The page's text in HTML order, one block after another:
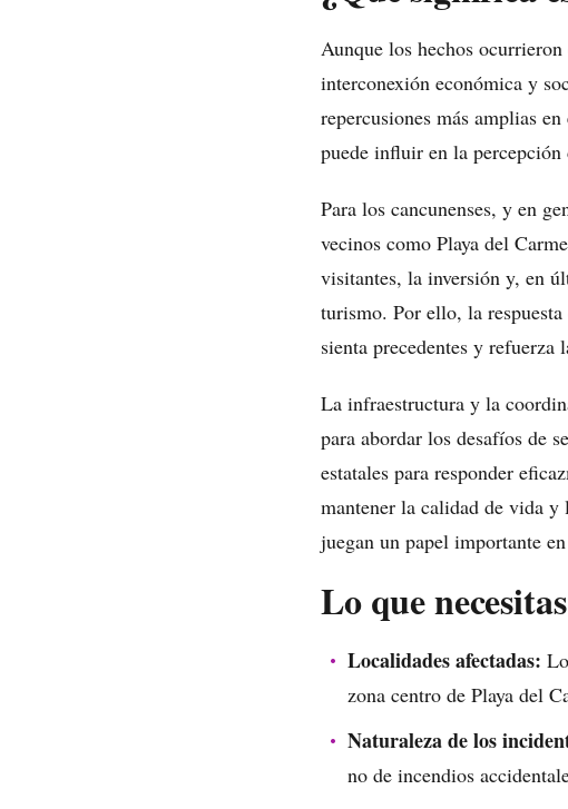
Aunque los hechos
interconexión económica y
repercusiones más amplias
puede influir en la
Para los cancunenses, y en
vecinos como Playa del
visitantes, la inversión y, en
turismo. Por ello, la respuesta
sienta precedentes y
La infraestructura y la
para abordar los desafíos de
estatales para responder
mantener la calidad de vida
juegan un papel importante
Lo que
Localidades afectadas:
zona centro de Playa del
Naturaleza de los
no de incendios